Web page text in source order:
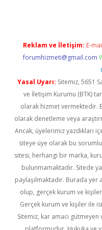
Reklam ve İletişim: E-
forumhizmeti@gmail.com
Yasal Uyarı: Sitemiz, 5651
ve İletişim Kurumu (BTK)
olarak hizmet vermektedir.
olarak denetleme veya
Ancak, üyelerimiz yazdıkları
siteye üye olarak bu
sitesi, herhangi bir marka,
bulunmamaktadır. Sitede
paylaşılmaktadır. Burada
olup, gerçek kurum ve
Gerçek kurum ve kişiler ile
Sitemiz, kar amacı